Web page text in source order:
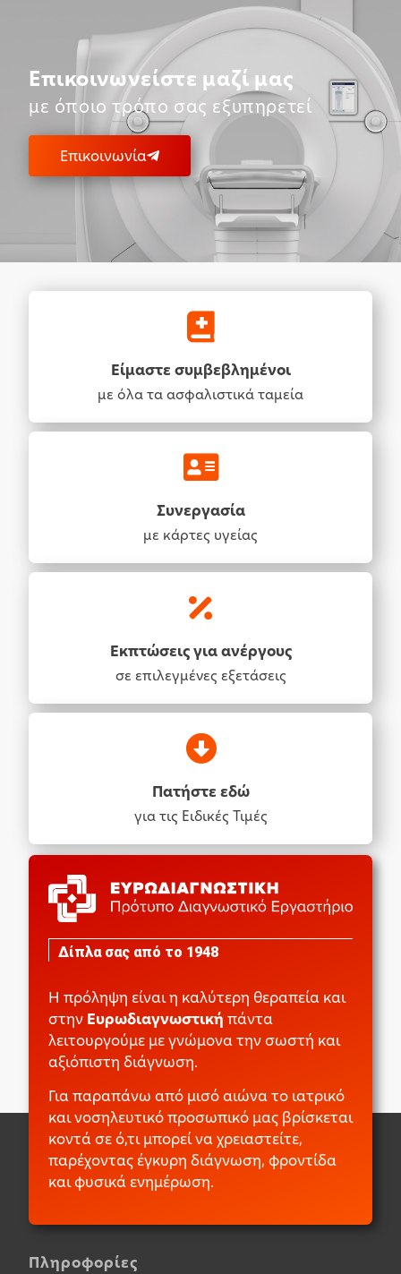
Επικοινωνείστε μαζί μας
με όποιο τρόπο σας εξυπηρετεί
Επικοινωνία
Είμαστε συμβεβλημένοι
με όλα τα ασφαλιστικά ταμεία
Συνεργασία
με κάρτες υγείας
Εκπτώσεις για ανέργους
σε επιλεγμένες εξετάσεις
Πατήστε εδώ
για τις Ειδικές Τιμές
Δίπλα σας από το 1948
Η πρόληψη είναι η καλύτερη θεραπεία και
στην Ευρωδιαγνωστική πάντα
λειτουργούμε με γνώμονα την σωστή και
αξιόπιστη διάγνωση.
Για παραπάνω από μισό αιώνα το ιατρικό
και νοσηλευτικό προσωπικό μας βρίσκεται
κοντά σε ό,τι μπορεί να χρειαστείτε,
παρέχοντας έγκυρη διάγνωση, φροντίδα
και φυσικά ενημέρωση.
Πληροφορίες